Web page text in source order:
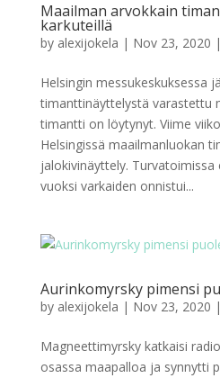
Maailman arvokkain
karkuteillä
by alexijokela | Nov 23, 2020 |
Helsingin messukeskuksessa
timanttinäyttelystä varastettu
timantti on löytynyt. Viime
Helsingissä maailmanluokan
jalokivinäyttely. Turvatoimissa
vuoksi varkaiden onnistui...
Aurinkomyrsky pimensi
by alexijokela | Nov 23, 2020 |
Magneettimyrsky katkaisi
osassa maapalloa ja synnytti